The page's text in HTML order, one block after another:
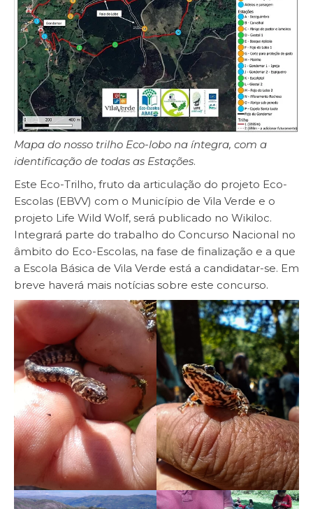
Mapa do nosso trilho Eco-lobo na íntegra, com a
identificação de todas as Estações.
Este Eco-Trilho, fruto da articulação do projeto Eco-
Escolas (EBVV) com o Município de Vila Verde e o
projeto Life Wild Wolf, será publicado no Wikiloc.
Integrará parte do trabalho do Concurso Nacional no
âmbito do Eco-Escolas, na fase de finalização e a que
a Escola Básica de Vila Verde está a candidatar-se. Em
breve haverá mais notícias sobre este concurso.